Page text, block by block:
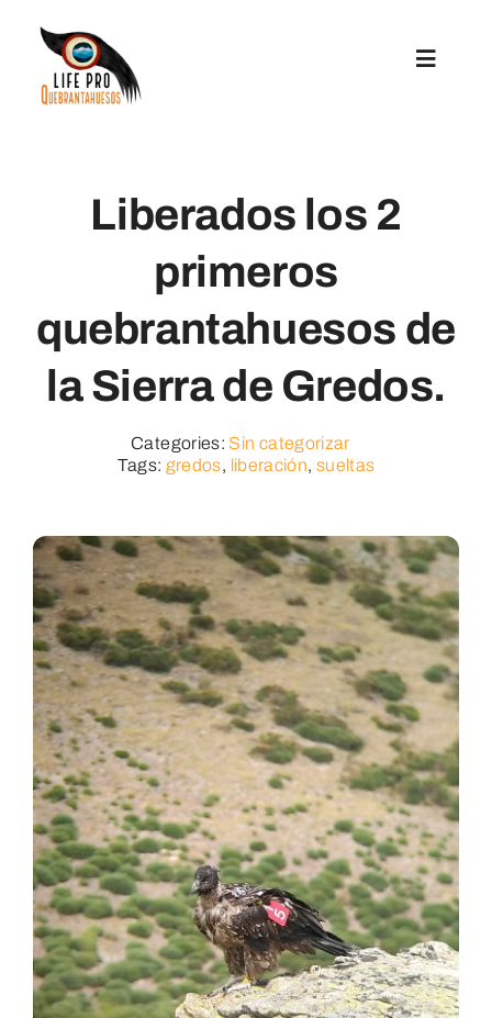
contenido
Toggle
Acciones De Conservación
Reintroducción
Ayudas A Microproyectos
Liberados los 2
primeros
quebrantahuesos de
la Sierra de Gredos.
Categories: Sin categorizar
Tags: gredos, liberación, sueltas